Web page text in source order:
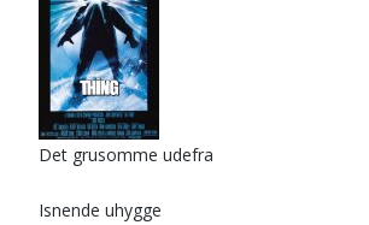
Det grusomme udefra
Isnende uhygge